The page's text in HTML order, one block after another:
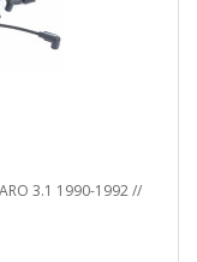
3.1 1990-1992 //